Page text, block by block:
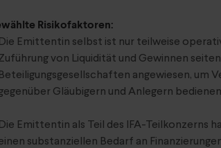
Risikofaktoren:
Die Emittentin selbst ist nur teilweise
von Liquidität und Gewinnen
Beteiligungsgesellschaften angewiesen, um
Gläubigern und Anlegern
Die Emittentin als Teil des IFA-Teilkonzerns
substanziellen Bedarf an